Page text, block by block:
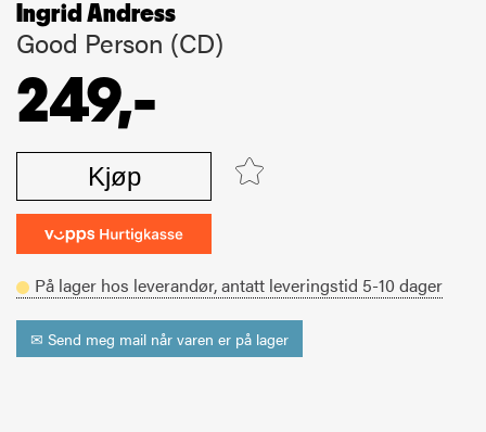
Ingrid Andress
Good Person (CD)
249,-
Kjøp
På lager hos leverandør,antatt leveringstid 5-10 dager
✉ Send meg mail når varen er på lager